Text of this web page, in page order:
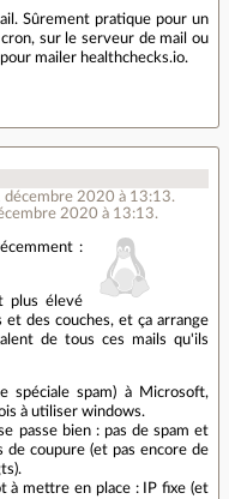
Sûrement pratique pour un
sur le serveur de mail ou
mailer healthchecks.io.
décembre 2020 à 13:13.
2020 à 13:13.
:
plus élevé
des couches, et ça arrange
de tous ces mails qu'ils
spéciale spam) à Microsoft,
à utiliser windows.
passe bien : pas de spam et
de coupure (et pas encore de
à mettre en place : IP fixe (et